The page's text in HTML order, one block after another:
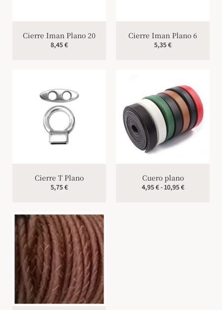
Cierre Iman Plano 20
8,45€
Cierre Iman Plano 6
5,35€
Cierre T Plano
5,75€
Cuero plano
4,95€- 10,95€